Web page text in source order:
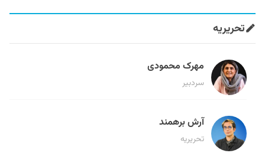
تحریریه
مهرک محمودی
سردبیر
آرش برهمند
تحریریه